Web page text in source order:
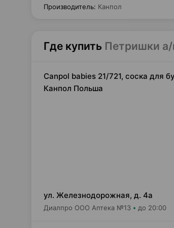
Производитель: Канпол
Где купить Петришки а/
Canpol babies 21/721, соска для
Канпол Польша
ул. Железнодорожная, д. 4а
Диалпро ООО Аптека №13 до 20:00